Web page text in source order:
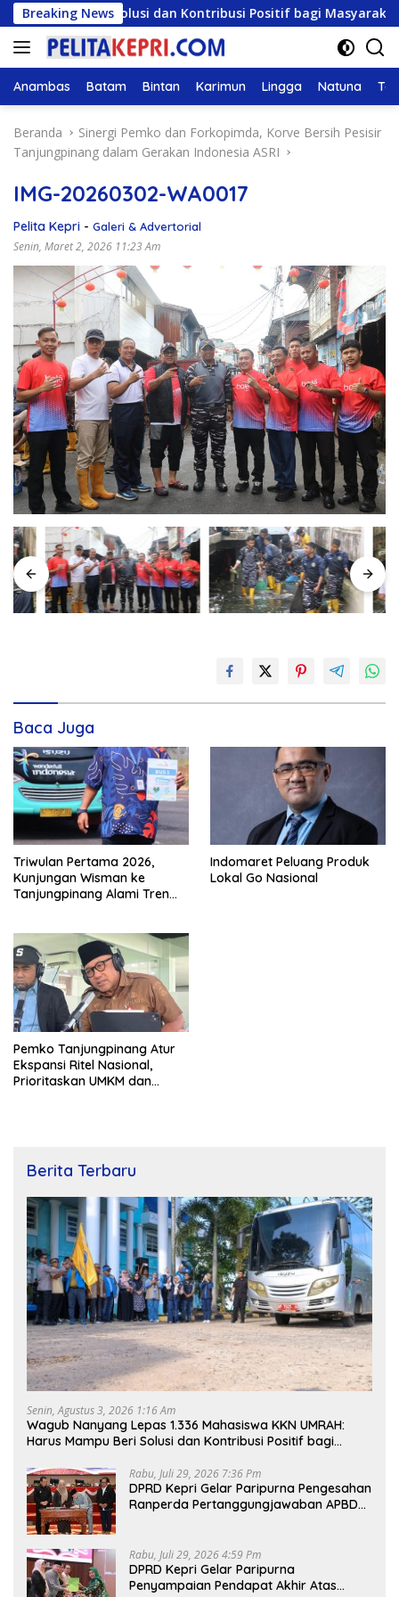
Langsung
ke
konten
Breaking News
Beri Solusi dan Kontribusi Positif bagi Masyarakat
Anambas Batam Bintan Karimun Lingga Natuna
Beranda
Sinergi Pemko dan Forkopimda, Korve Bersih Pesisir
Tanjungpinang dalam Gerakan Indonesia ASRI
IMG-20260302-WA0017
Pelita Kepri - Galeri & Advertorial
Senin, Maret 2, 2026 11:23 Am
Baca Juga
Triwulan Pertama 2026,
Kunjungan Wisman ke
Tanjungpinang Alami Tren
Indomaret Peluang Produk
Lokal Go Nasional
Pemko Tanjungpinang Atur
Ekspansi Ritel Nasional,
Prioritaskan UMKM dan
Berita Terbaru
Senin, Agustus 3, 2026 1:16 Am
Wagub Nanyang Lepas 1.336 Mahasiswa KKN UMRAH:
Harus Mampu Beri Solusi dan Kontribusi Positif bagi
Rabu, Juli 29, 2026 7:36 Pm
DPRD Kepri Gelar Paripurna Pengesahan
Ranperda Pertanggungjawaban APBD
Rabu, Juli 29, 2026 4:59 Pm
DPRD Kepri Gelar Paripurna
Penyampaian Pendapat Akhir Atas